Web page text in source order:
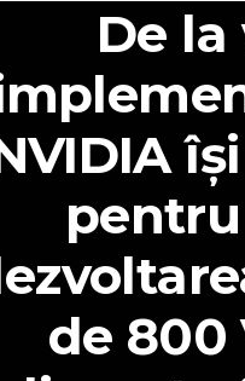
De
de 800